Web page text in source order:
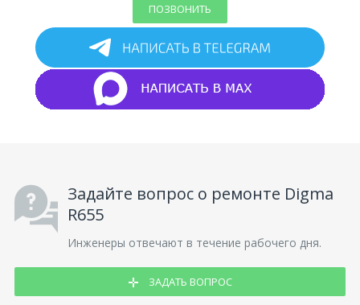
ПОЗВОНИТЬ
Задайте вопрос о ремонте Digma
R655
Инженеры отвечают в течение рабочего дня.
ЗАДАТЬ ВОПРОС